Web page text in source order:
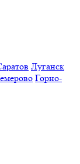
Луганск
Горно-